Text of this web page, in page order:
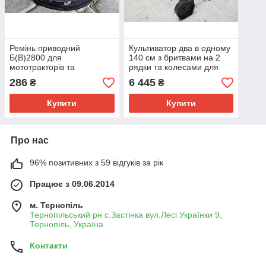
Ремінь приводний
Б(В)2800 для
мототракторів та
мотоблоків
переобладнаних на
мототрактор
286 ₴
Купити
Культиватор два в одному
140 см з бритвами на 2
рядки та колесами для
мототрактора, мотоблока
мінітрактора
6 445₴
Купити
Про нас
96% позитивних з 59 відгуків за рік
Працює з 09.06.2014
м. Тернопіль
Тернопільський рн с.Застінка вул.Лесі Українки 9,
Тернопіль, Україна
Контакти